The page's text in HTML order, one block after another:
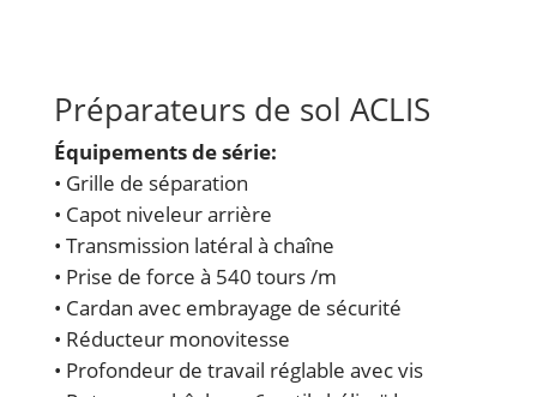
Préparateurs de sol ACLIS
Équipements de série:
• Grille de séparation
• Capot niveleur arrière
• Transmission latéral à chaîne
• Prise de force à 540 tours /m
• Cardan avec embrayage de sécurité
• Réducteur monovitesse
• Profondeur de travail réglable avec vis